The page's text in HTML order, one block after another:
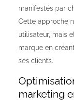
manifestés par
Cette approche
utilisateur, mais
marque en
ses clients.
marketing